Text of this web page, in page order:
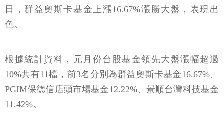
日，群益奧斯卡基金上漲16.67%漲勝大盤，表現出
色。
根據統計資料，元月份台股基金領先大盤漲幅超過
10%共有11檔，前3名分別為群益奧斯卡基金16.67%、
PGIM保德信店頭市場基金12.22%、景順台灣科技基金
11.42%。